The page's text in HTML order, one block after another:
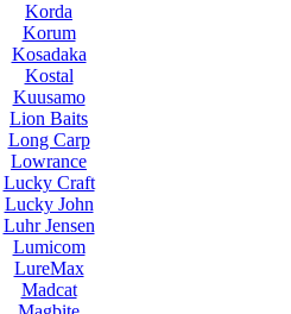
Korda
Korum
Kosadaka
Kostal
Kuusamo
Lion Baits
Long Carp
Lowrance
Lucky Craft
Lucky John
Luhr Jensen
Lumicom
LureMax
Madcat